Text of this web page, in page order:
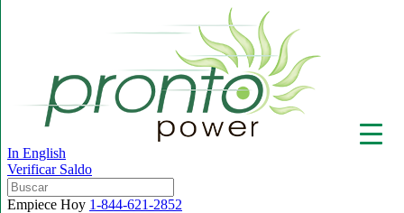
In English
Verificar Saldo
Empiece Hoy 1-844-621-2852